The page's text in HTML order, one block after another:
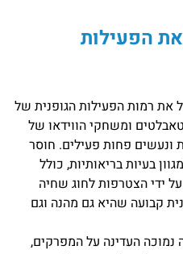
הפעילות
את רמות הפעילות הגופנית של
ומשחקי הווידאו של
ונעשים פחות פעילים. חוסר
בעיות בריאותיות, כולל
ידי הצטרפות לחוג שחיה
קבועה שהיא גם מהנה וגם
העדינה על המפרקים,